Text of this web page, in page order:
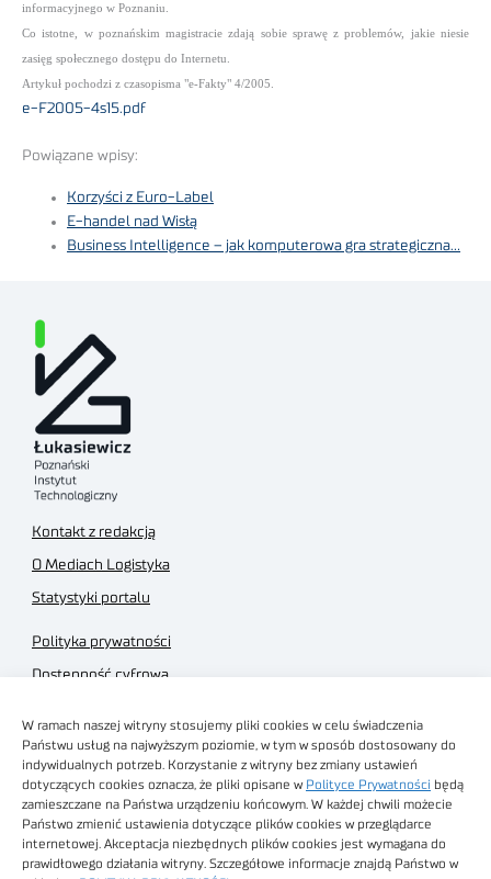
W ramach naszej witryny stosujemy pliki cookies w celu świadczenia
Państwu usług na najwyższym poziomie, w tym w sposób dostosowany do
indywidualnych potrzeb. Korzystanie z witryny bez zmiany ustawień
dotyczących cookies oznacza, że pliki opisane w Polityce Prywatności będą
zamieszczane na Państwa urządzeniu końcowym. W każdej chwili możecie
Państwo zmienić ustawienia dotyczące plików cookies w przeglądarce
internetowej. Akceptacja niezbędnych plików cookies jest wymagana do
prawidłowego działania witryny. Szczegółowe informacje znajdą Państwo w
informacyjnego w Poznaniu.
Co istotne, w poznańskim magistracie zdają sobie sprawę z problemów, jakie niesie
zasięg społecznego dostępu do Internetu.
Artykuł pochodzi z czasopisma "e-Fakty" 4/2005.
e-F2005-4s15.pdf
Powiązane wpisy:
Korzyści z Euro-Label
E-handel nad Wisłą
Business Intelligence – jak komputerowa gra strategiczna…
Kontakt z redakcją
O Mediach Logistyka
Statystyki portalu
Polityka prywatności
Dostępność cyfrowa
Regulamin sklepu
Obrazy stockowe